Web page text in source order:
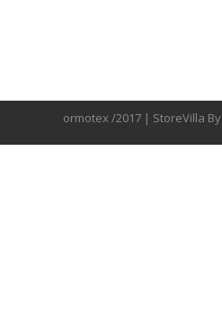
ormotex /2017 | StoreVilla By